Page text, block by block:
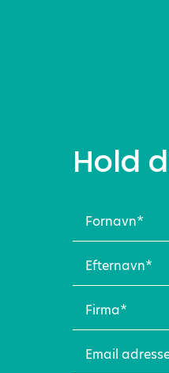
Hold
(Påkrævet)
Efternavn
(Påkrævet)
Firma
(Påkrævet)
adresse